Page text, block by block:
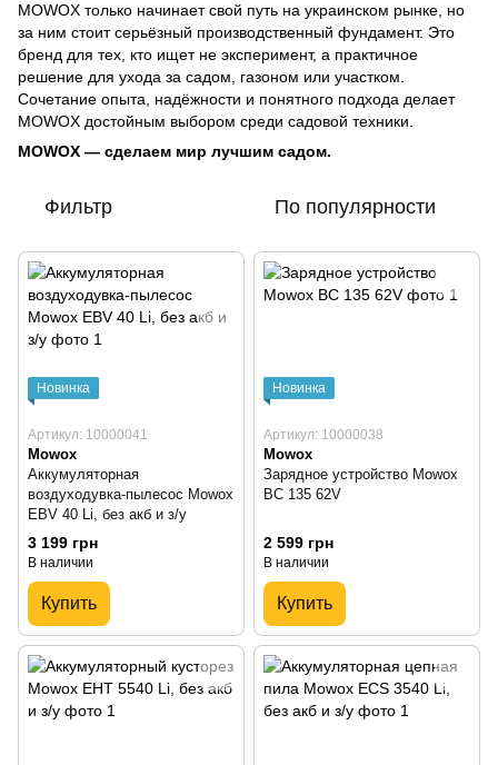
MOWOX только начинает свой путь на украинском рынке, но
за ним стоит серьёзный производственный фундамент. Это
бренд для тех, кто ищет не эксперимент, а практичное
решение для ухода за садом, газоном или участком.
Сочетание опыта, надёжности и понятного подхода делает
MOWOX достойным выбором среди садовой техники.
MOWOX — сделаем мир лучшим садом.
Фильтр По популярности
Новинка
Артикул: 10000041
Mowox
Аккумуляторная
воздуходувка-пылесос Mowox
EBV 40 Li, без акб и з/у
3 199 грн
В наличии
Купить
Новинка
Артикул: 10000038
Mowox
Зарядное устройство Mowox
ВC 135 62V
2 599 грн
В наличии
Купить